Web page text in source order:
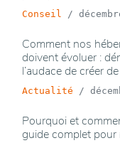
Conseil /
Comment nos
doivent évoluer :
l’audace de créer
Actualité /
Pourquoi et
guide complet